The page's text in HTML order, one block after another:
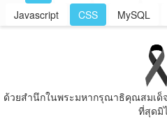
Javascript
CSS MySQL
ด้วยสํานึกในพระมหากรุณาธิคุณสมเด็
ที่สุดมิ